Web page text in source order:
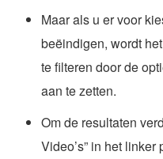
Maar als u er voor
beëindigen, wordt
te filteren door de
aan te zetten.
Om de resultaten
Video’s” in het